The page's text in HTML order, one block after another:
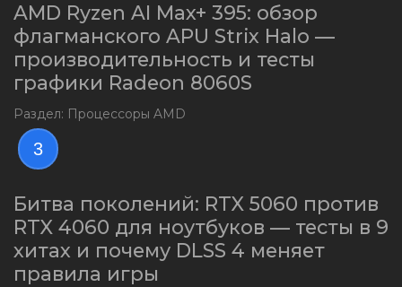
AMD Ryzen AI Max+ 395: обзор
флагманского APU Strix Halo —
производительность и тесты
графики Radeon 8060S
Раздел: Процессоры AMD
3
Битва поколений: RTX 5060 против
RTX 4060 для ноутбуков — тесты в 9
хитах и почему DLSS 4 меняет
правила игры